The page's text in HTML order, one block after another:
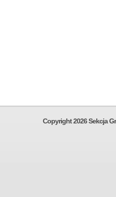
Copyright 2026 Sekcja